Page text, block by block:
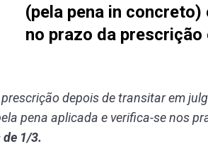
(pela pena in
no prazo da
depois de transitar em
pena aplicada e verifica-se nos
1/3.